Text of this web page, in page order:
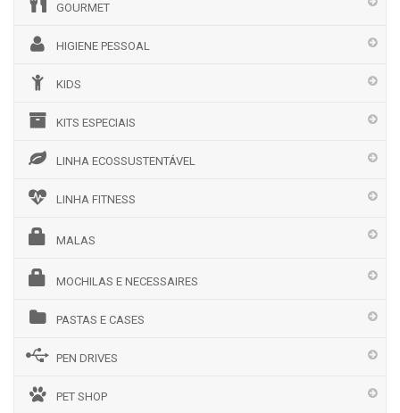
GOURMET
HIGIENE PESSOAL
KIDS
KITS ESPECIAIS
LINHA ECOSSUSTENTÁVEL
LINHA FITNESS
MALAS
MOCHILAS E NECESSAIRES
PASTAS E CASES
PEN DRIVES
PET SHOP